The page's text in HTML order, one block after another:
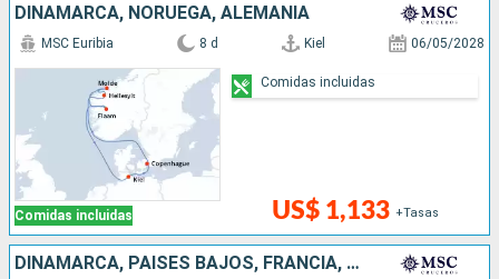
DINAMARCA, NORUEGA, ALEMANIA
Comidas incluidas
MSC Euribia 8 d Kiel 06/05/2028
US$ 1,133 +Tasas
Comidas incluidas
DINAMARCA, PAISES BAJOS, FRANCIA, ESPAÑA